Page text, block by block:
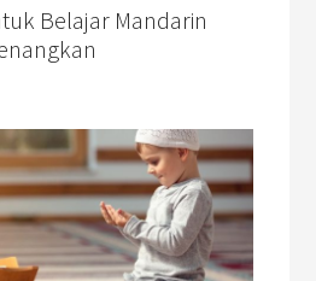
Belajar Mandarin